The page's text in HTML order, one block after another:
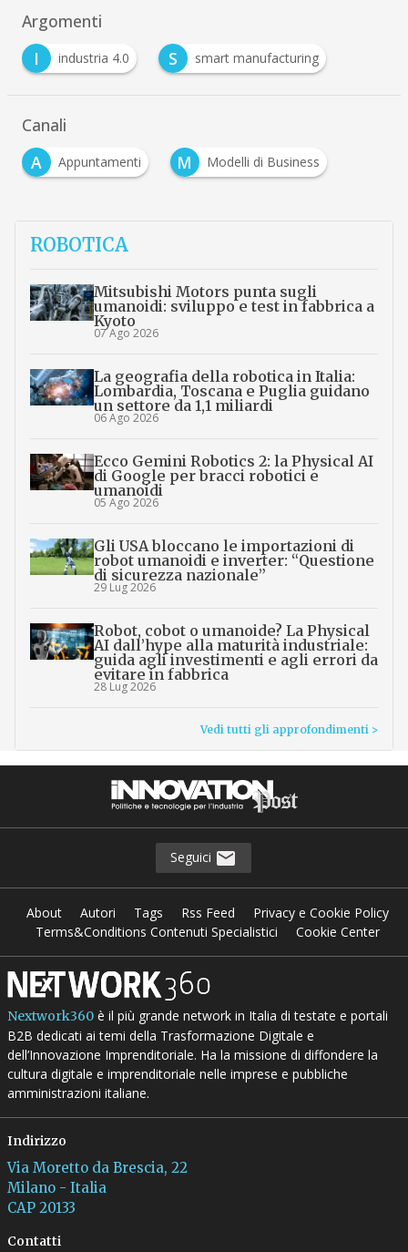
Argomenti
I
industria 4.0 S smart manufacturing
Canali
A
Appuntamenti M Modelli di Business
ROBOTICA
Mitsubishi Motors punta sugli
umanoidi: sviluppo e test in fabbrica a
Kyoto
07 Ago 2026
La geografia della robotica in Italia:
Lombardia, Toscana e Puglia guidano
un settore da 1,1 miliardi
06 Ago 2026
Ecco Gemini Robotics 2: la Physical AI
di Google per bracci robotici e
umanoidi
05 Ago 2026
Gli USA bloccano le importazioni di
robot umanoidi e inverter: “Questione
di sicurezza nazionale”
29 Lug 2026
Robot, cobot o umanoide? La Physical
AI dall’hype alla maturità industriale:
guida agli investimenti e agli errori da
evitare in fabbrica
28 Lug 2026
Vedi tutti gli approfondimenti >
Seguici
About Autori Tags Rss Feed
Privacy e Cookie Policy
Terms&Conditions Contenuti Specialistici
Cookie Center
Nextwork360è il più grande network in Italia di testate e portali
B2B dedicati ai temi della Trasformazione Digitale e
dell’Innovazione Imprenditoriale. Ha la missione di diffondere la
cultura digitale e imprenditoriale nelle imprese e pubbliche
amministrazioni italiane.
Indirizzo
Via Moretto da Brescia, 22
Milano - Italia
CAP 20133
Contatti